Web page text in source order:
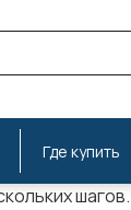
Где купить
шагов.